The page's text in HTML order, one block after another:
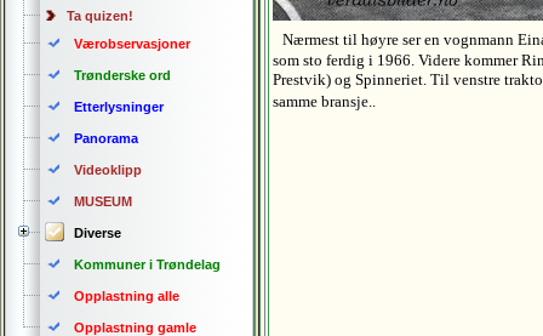
Ta quizen!
Værobservasjoner
Trønderske ord
Etterlysninger
Panorama
Videoklipp
MUSEUM
Diverse
Kommuner i Trøndelag
Opplastning alle
Opplastning gamle
Nærmest til høyre ser en vognmann
som sto ferdig i 1966. Videre kommer
Prestvik) og Spinneriet. Til venstre
samme bransje..